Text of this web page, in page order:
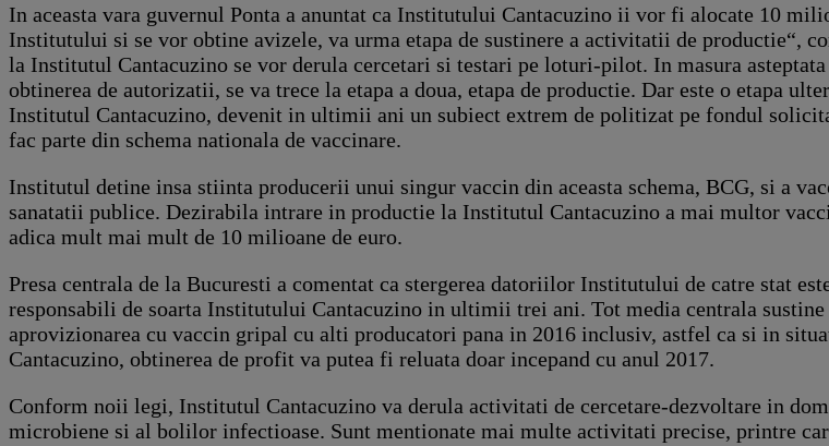
In aceasta vara guvernul Ponta a anuntat ca Institutului Cantacuzino ii vor fi alocate 10
Institutului si se vor obtine avizele, va urma etapa de sustinere a activitatii de productie“,
la Institutul Cantacuzino se vor derula cercetari si testari pe loturi-pilot. In masura
obtinerea de autorizatii, se va trece la etapa a doua, etapa de productie. Dar este o etapa
Institutul Cantacuzino, devenit in ultimii ani un subiect extrem de politizat pe fondul
fac parte din schema nationala de vaccinare.
Institutul detine insa stiinta producerii unui singur vaccin din aceasta schema, BCG, si a
sanatatii publice. Dezirabila intrare in productie la Institutul Cantacuzino a mai multor
adica mult mai mult de 10 milioane de euro.
Presa centrala de la Bucuresti a comentat ca stergerea datoriilor Institutului de catre stat
responsabili de soarta Institutului Cantacuzino in ultimii trei ani. Tot media centrala
aprovizionarea cu vaccin gripal cu alti producatori pana in 2016 inclusiv, astfel ca si in
Cantacuzino, obtinerea de profit va putea fi reluata doar incepand cu anul 2017.
Conform noii legi, Institutul Cantacuzino va derula activitati de cercetare-dezvoltare in
microbiene si al bolilor infectioase. Sunt mentionate mai multe activitati precise, printre